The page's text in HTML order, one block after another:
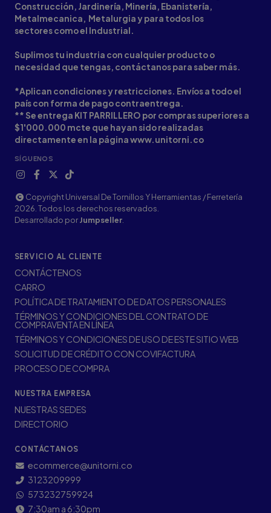
Construcción, Jardinería, Minería, Ebanistería,
Metalmecanica, Metalurgia y para todos los
sectores como el Industrial.
Suplimos tu industria con cualquier producto o
necesidad que tengas, contáctanos para saber más.
*Aplican condiciones y restricciones. Envíos a todo el
país con forma de pago contraentrega.
** Se entrega KIT PARRILLERO por compras superiores a
$1'000.000 mcte que hayan sido realizadas
directamente en la página www.unitorni.co
SÍGUENOS
Copyright Universal De Tornillos Y Herramientas / Ferretería
2026. Todos los derechos reservados.
Desarrollado porJumpseller
SERVICIO AL CLIENTE
CONTÁCTENOS
CARRO
POLÍTICA DE TRATAMIENTO DE DATOS PERSONALES
TÉRMINOS Y CONDICIONES DEL CONTRATO DE
COMPRAVENTA EN LÍNEA
TÉRMINOS Y CONDICIONES DE USO DE ESTE SITIO WEB
SOLICITUD DE CRÉDITO CON COVIFACTURA
PROCESO DE COMPRA
NUESTRA EMPRESA
NUESTRAS SEDES
DIRECTORIO
CONTÁCTANOS
ecommerce@unitorni.co
3123209999
573232759924
7:30am a 6:30pm